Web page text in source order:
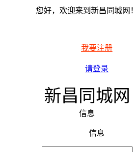
您好，欢迎来到新昌同城网！
我要注册
请登录
新昌同城网
信息
信息